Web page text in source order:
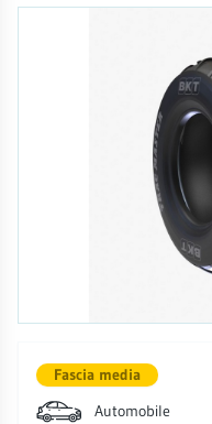
Fascia media
Automobile